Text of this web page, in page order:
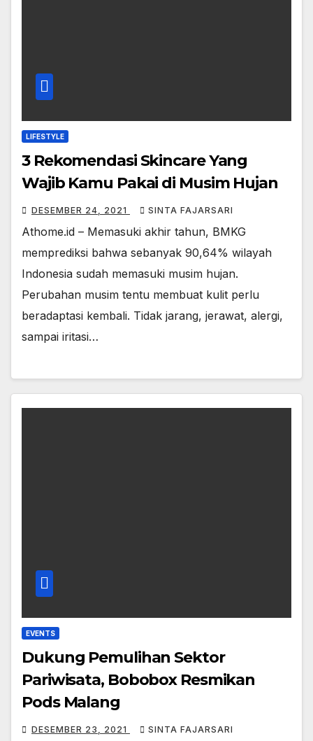
LIFESTYLE
3 Rekomendasi Skincare Yang
Wajib Kamu Pakai di Musim Hujan
DESEMBER 24, 2021 SINTA FAJARSARI
Athome.id – Memasuki akhir tahun, BMKG
memprediksi bahwa sebanyak 90,64% wilayah
Indonesia sudah memasuki musim hujan.
Perubahan musim tentu membuat kulit perlu
beradaptasi kembali. Tidak jarang, jerawat, alergi,
sampai iritasi…
EVENTS
Dukung Pemulihan Sektor
Pariwisata, Bobobox Resmikan
Pods Malang
DESEMBER 23, 2021 SINTA FAJARSARI